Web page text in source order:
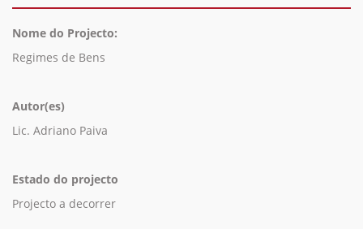
Nome do Projecto:
Regimes de Bens
Autor(es)
Lic. Adriano Paiva
Estado do projecto
Projecto a decorrer